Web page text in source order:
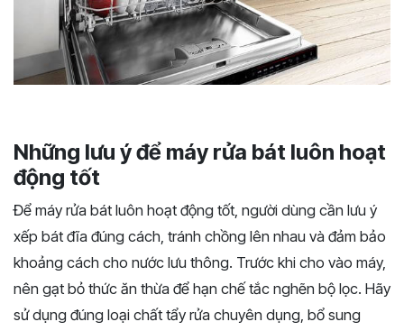
Những lưu ý để máy rửa bát luôn hoạt
động tốt
Để máy rửa bát luôn hoạt động tốt, người dùng cần lưu ý
xếp bát đĩa đúng cách, tránh chồng lên nhau và đảm bảo
khoảng cách cho nước lưu thông. Trước khi cho vào máy,
nên gạt bỏ thức ăn thừa để hạn chế tắc nghẽn bộ lọc. Hãy
sử dụng đúng loại chất tẩy rửa chuyên dụng, bổ sung